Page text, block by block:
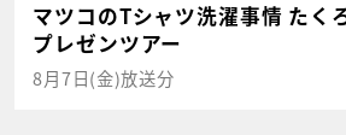
マツコのTシャツ洗濯事情 たく
プレゼンツアー
8月7日(金)放送分